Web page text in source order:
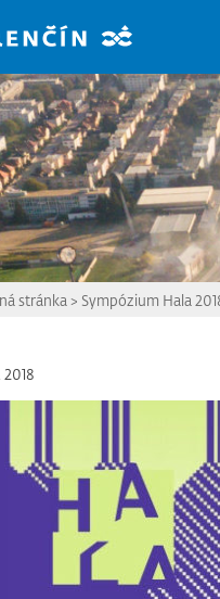
stránka > Sympózium Hala
2018